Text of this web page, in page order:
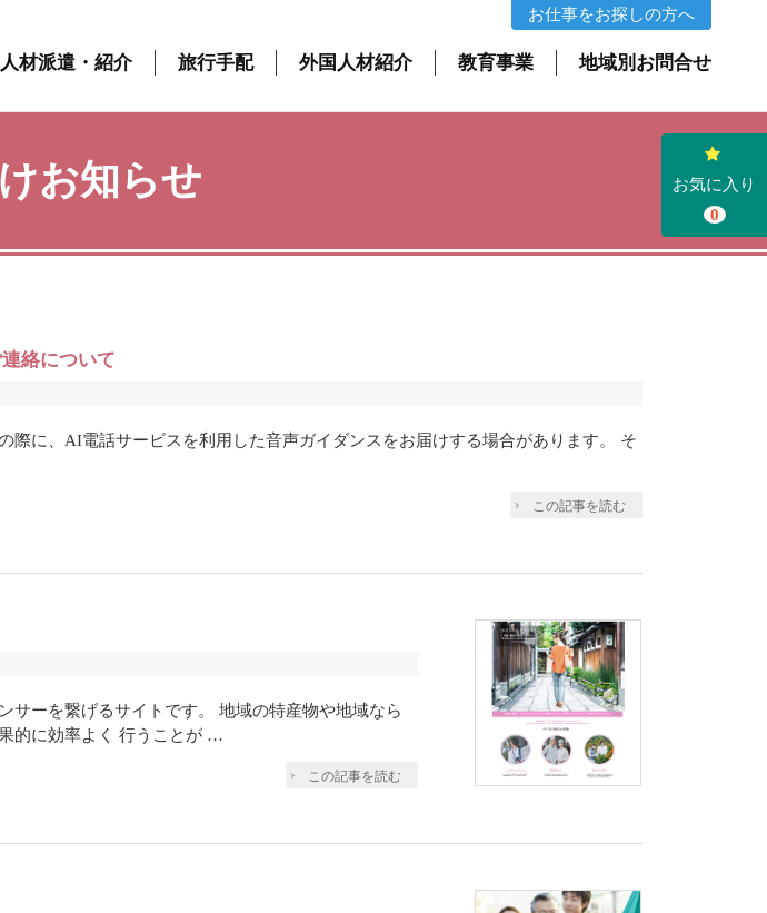
お仕事をお探しの方へ
人材派遣・紹介 旅行手配 外国人材紹介 教育事業 地域別お問合せ
お気に入り
0
お知らせ
絡について
に、AI電話サービスを利用した音声ガイダンスをお届けする場合があります。 そ
この記事を読む
サーを繋げるサイトです。 地域の特産物や地域なら
的に効率よく 行うことが …
この記事を読む